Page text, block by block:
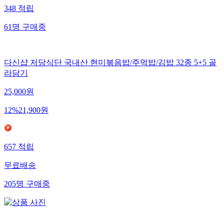
348적립
61명구매중
다신샵 저당식단 국내산 현미볶음밥/주먹밥/김밥 32종 5+5 골
라담기
25,000원
12%21,900원
657적립
무료배송
205명구매중